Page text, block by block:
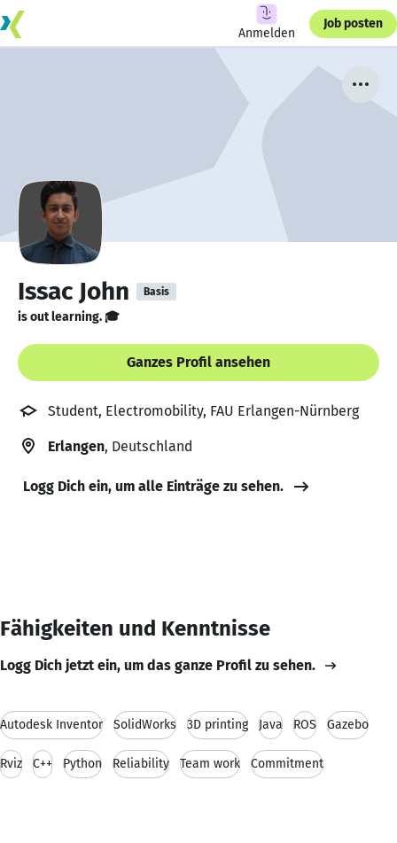
Anmelden
Job posten
Issac John Basis
is out learning. 🎓
Ganzes Profil ansehen
Student, Electromobility, FAU Erlangen-Nürnberg
Erlangen, Deutschland
Logg Dich ein, um alle Einträge zu sehen.
Fähigkeiten und Kenntnisse
Logg Dich jetzt ein, um das ganze Profil zu sehen.
Autodesk Inventor SolidWorks 3D printing Java ROS Gazebo
Rviz C++ Python Reliability Team work Commitment